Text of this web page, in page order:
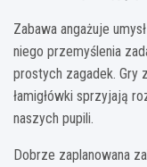
Zabawa angażuje
niego przemyślenia
prostych zagadek. Gry
łamigłówki sprzyjają
naszych pupili.
Dobrze zaplanowana